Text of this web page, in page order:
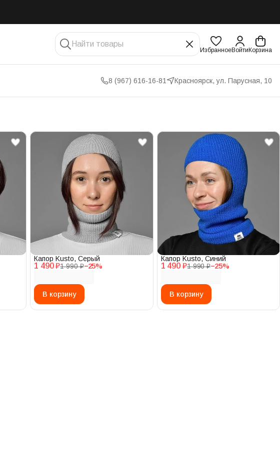
ИзбранноеВойти Корзина
8 (967) 616-16-81 Красноярск, ул. Парусная, 10
1 490 ₽1 990 ₽−25%
Капор Kusto, Серый
В корзину
1 490 ₽1 990 ₽−25%
Капор Kusto, Синий
В корзину